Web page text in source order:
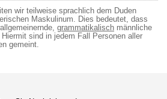
wir teilweise sprachlich dem Duden
Maskulinum. Dies bedeutet, dass
grammatikalisch männliche
sind in jedem Fall Personen aller
gemeint.